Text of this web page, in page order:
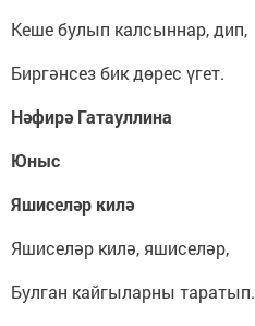
Кеше булып калсыннар, дип,
Биргәнсез бик дөрес үгет.
Нәфирә Гатауллина
Юныс
Яшиселәр килә
Яшиселәр килә, яшиселәр,
Булган кайгыларны таратып.